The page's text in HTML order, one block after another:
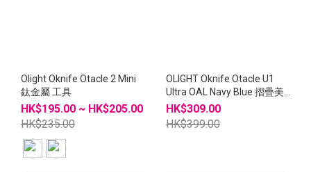
Olight Oknife Otacle 2 Mini
鈦金屬 工具
HK$195.00 ~ HK$205.00
HK$235.00
OLIGHT Oknife Otacle U1
Ultra OAL Navy Blue 摺疊美
工陶瓷刀
HK$309.00
HK$399.00